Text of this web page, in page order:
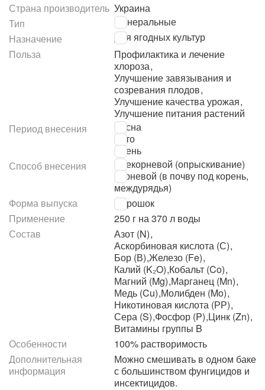
Страна производитель Украина
Тип
Минеральные
Назначение
Для ягодных культур
Польза
Профилактика и лечение
хлороза,
Улучшение завязывания и
созревания плодов,
Улучшение качества урожая,
Улучшение питания растений
Период внесения
Весна
Лето
Осень
Способ внесения
Внекорневой (опрыскивание)
Корневой (в почву под корень,
междурядья)
Форма выпуска
Порошок
Применение
250 г на 370 л воды
Состав
Азот (N),
Аскорбиновая кислота (С),
Бор (В),Железо (Fe),
Калий (K₂O),Кобальт (Co),
Магний (Mg),Марганец (Mn),
Медь (Cu),Молибден (Mo),
Никотиновая кислота (РР),
Сера (S),Фосфор (P),Цинк (Zn),
Витамины группы B
Особенности
100% растворимость
Дополнительная
информация
Можно смешивать в одном баке
с большинством фунгицидов и
инсектицидов.